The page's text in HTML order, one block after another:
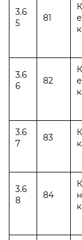
3.6
5
81
3.6
6
82
3.6
7
83
3.6
8
84